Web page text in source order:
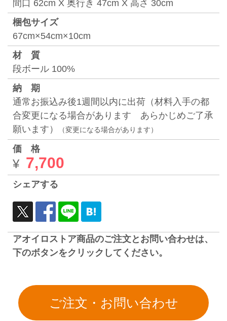
間口 62cm X 奥行き 47cm X 高さ 30cm
梱包サイズ
67cm×54cm×10cm
材 質
段ボール 100%
納 期
通常お振込み後1週間以内に出荷（材料入手の都
合変更になる場合があります あらかじめご了承
願います）
（変更になる場合があります）
価 格
¥ 7,700
シェアする
アオイロストア商品のご注文とお問い合わせは、
下のボタンをクリックしてください。